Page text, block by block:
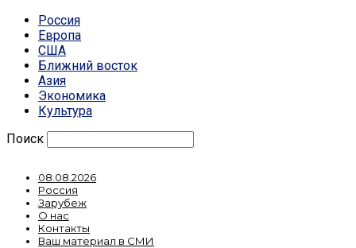
Россия
Европа
США
Ближний восток
Азия
Экономика
Культура
Поиск
08.08.2026
Россия
Зарубеж
О нас
Контакты
Ваш материал в СМИ